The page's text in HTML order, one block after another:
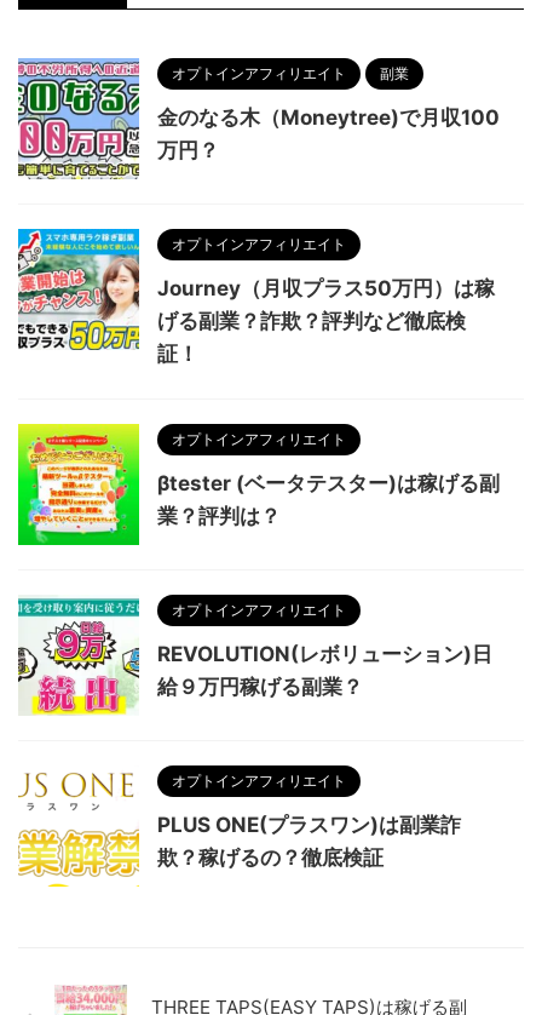
オプトインアフィリエイト 副業
金のなる木（Moneytree)で月収100
万円？
オプトインアフィリエイト
Journey（月収プラス50万円）は稼
げる副業？詐欺？評判など徹底検
証！
オプトインアフィリエイト
βtester (ベータテスター)は稼げる副
業？評判は？
オプトインアフィリエイト
REVOLUTION(レボリューション)日
給９万円稼げる副業？
オプトインアフィリエイト
PLUS ONE(プラスワン)は副業詐
欺？稼げるの？徹底検証
THREE TAPS(EASY TAPS)は稼げる副